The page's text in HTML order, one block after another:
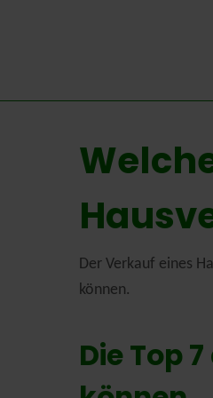
Der Verkauf eines
können.
Die Top